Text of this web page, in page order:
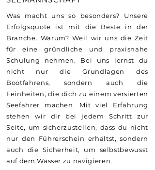
Was macht uns so besonders? Unsere
Erfolgsquote ist mit die Beste in der
Branche. Warum? Weil wir uns die Zeit
für eine gründliche und praxisnahe
Schulung nehmen. Bei uns lernst du
nicht nur die Grundlagen des
Bootfahrens, sondern auch die
Feinheiten, die dich zu einem versierten
Seefahrer machen. Mit viel Erfahrung
stehen wir dir bei jedem Schritt zur
Seite, um sicherzustellen, dass du nicht
nur den Führerschein erhältst, sondern
auch die Sicherheit, um selbstbewusst
auf dem Wasser zu navigieren.